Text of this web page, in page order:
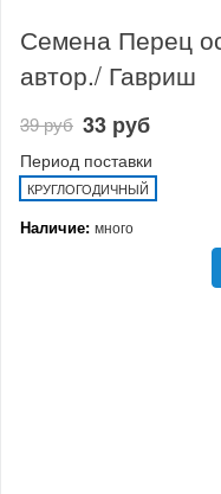
Семена Перец
автор./ Гавриш
39 руб 33 руб
Период поставки
КРУГЛОГОДИЧНЫЙ
Наличие: много